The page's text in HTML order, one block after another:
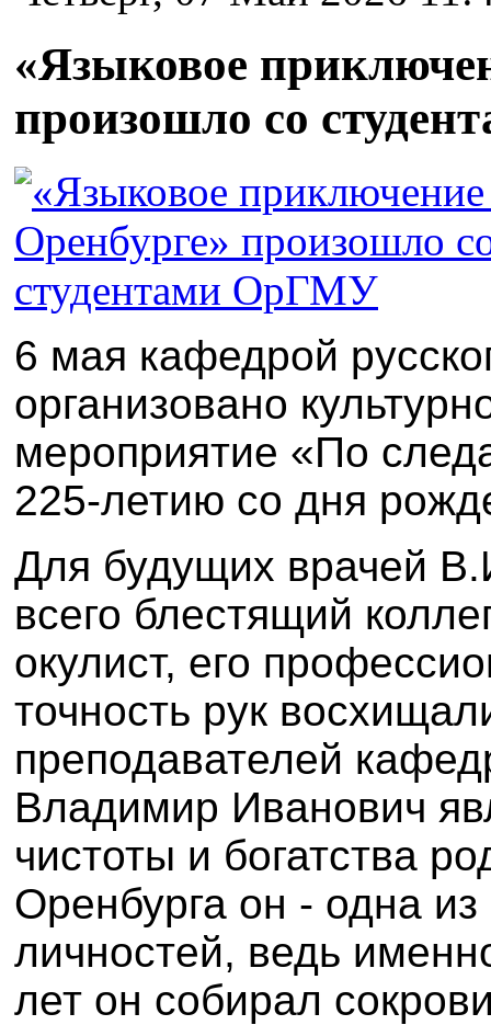
«Языковое
произошло со
6 мая кафедрой
организовано
мероприятие «По
225-летию со дня
Для будущих врачей
всего блестящий
окулист, его
точность рук
преподавателей
Владимир Иванович
чистоты и богатства
Оренбурга он - одна из
личностей, ведь
лет он собирал